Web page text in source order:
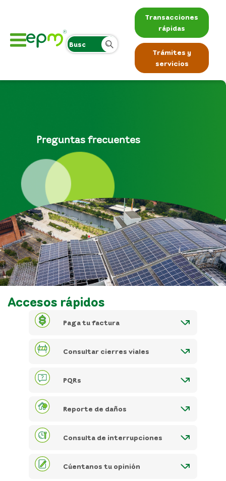
Transacciones
rápidas
Trámites y
servicios
Preguntas frecuentes
Accesos rápidos
Paga tu factura
Consultar cierres viales
PQRs
Reporte de daños
Consulta de interrupciones
Cúentanos tu opinión